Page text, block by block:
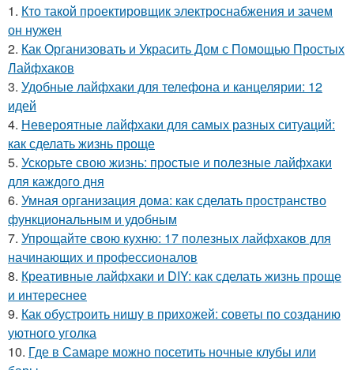
1. Кто такой проектировщик электроснабжения и зачем
он нужен
2. Как Организовать и Украсить Дом с Помощью Простых
Лайфхаков
3. Удобные лайфхаки для телефона и канцелярии: 12
идей
4. Невероятные лайфхаки для самых разных ситуаций:
как сделать жизнь проще
5. Ускорьте свою жизнь: простые и полезные лайфхаки
для каждого дня
6. Умная организация дома: как сделать пространство
функциональным и удобным
7. Упрощайте свою кухню: 17 полезных лайфхаков для
начинающих и профессионалов
8. Креативные лайфхаки и DIY: как сделать жизнь проще
и интереснее
9. Как обустроить нишу в прихожей: советы по созданию
уютного уголка
10. Где в Самаре можно посетить ночные клубы или